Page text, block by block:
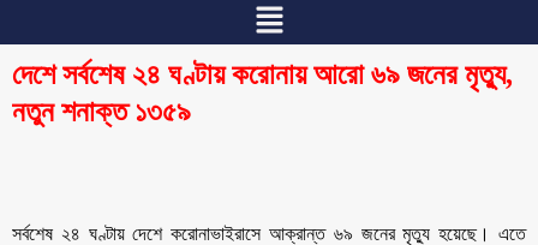
দেশে সর্বশেষ ২৪ ঘণ্টায় করোনায় আরো ৬৯ জনের মৃত্যু,
নতুন শনাক্ত ১৩৫৯
সর্বশেষ ২৪ ঘণ্টায় দেশে করোনাভাইরাসে আক্রান্ত ৬৯ জনের মৃত্যু হয়েছে। এতে